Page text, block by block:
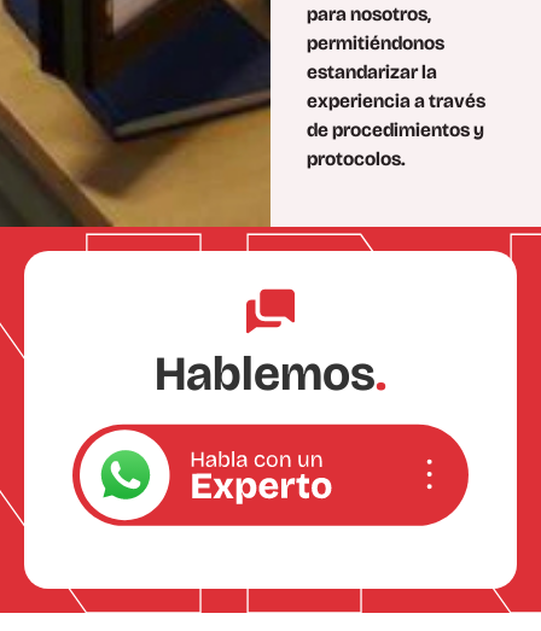
para nosotros,
permitiéndonos
estandarizar la
experiencia a través
de procedimientos y
protocolos.
Hablemos.